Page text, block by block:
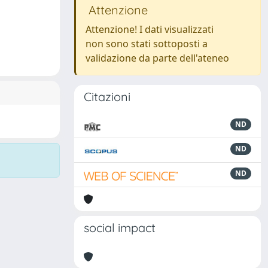
Attenzione
Attenzione! I dati visualizzati
non sono stati sottoposti a
validazione da parte dell'ateneo
Citazioni
ND
ND
ND
social impact